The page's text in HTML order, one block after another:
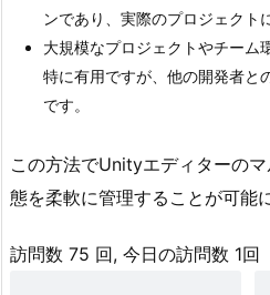
ンであり、実際のプロジェクト
大規模なプロジェクトやチーム
特に有用ですが、他の開発者と
です。
この方法でUnityエディターの
態を柔軟に管理することが可能
訪問数 75 回, 今日の訪問数 1回